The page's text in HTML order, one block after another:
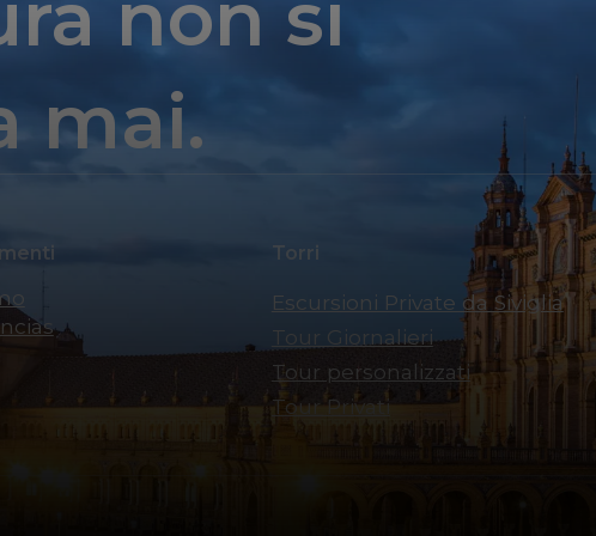
non si
mai.
Torri
Escursioni Private da Siviglia
Tour Giornalieri
Tour personalizzati
Tour Privati